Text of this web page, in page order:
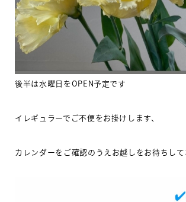
後半は水曜日をOPEN予定です
イレギュラーでご不便をお掛けします、
カレンダーをご確認のうえお越しをお待ちして